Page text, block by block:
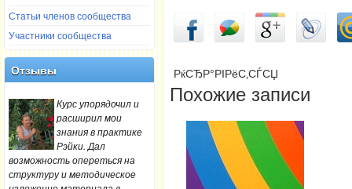
Статьи членов сообщества
Участники сообщества
Отзывы
Курс упорядочил и
расширил мои
знания в практике
Рэйки. Дал
возможность опереться на
структуру и методическое
РќСЂР°РІРёС‚СЃСЏ
Похожие записи